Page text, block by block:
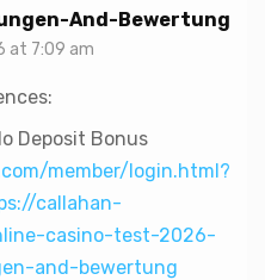
And-Bewertung
at 7:09 am
Deposit Bonus
member/login.html?
callahan-
casino-test-2026-
and-bewertung